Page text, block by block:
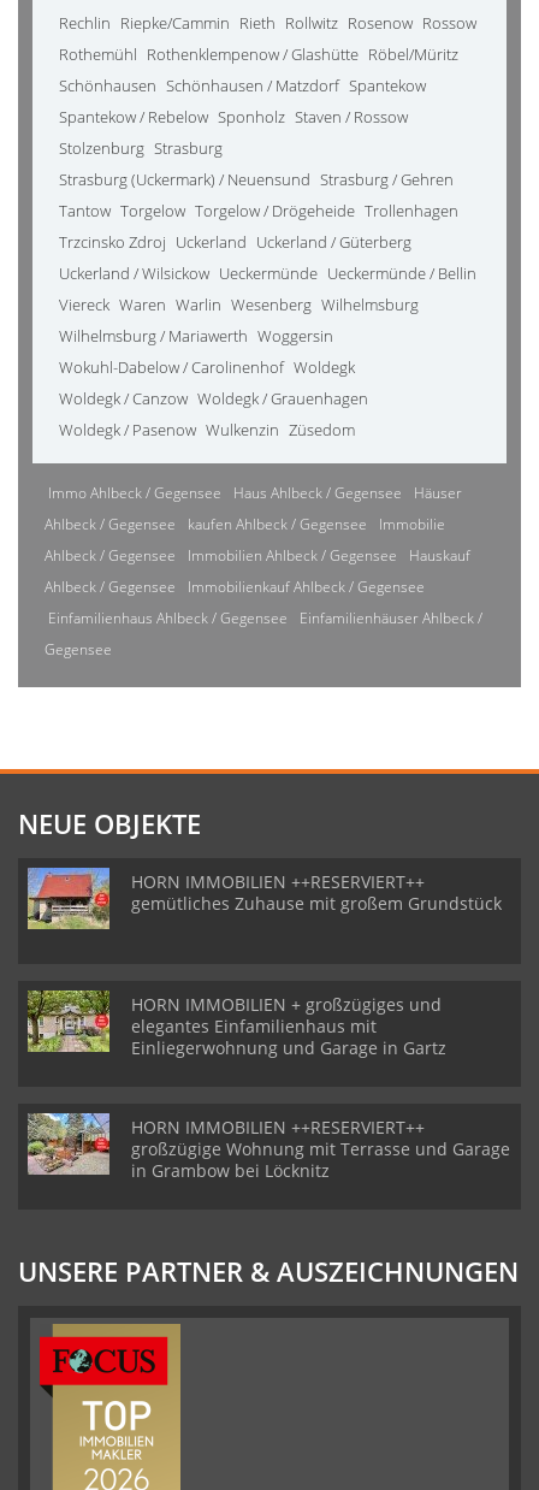
Rechlin Riepke/Cammin Rieth Rollwitz Rosenow Rossow
Rothemühl Rothenklempenow / Glashütte Röbel/Müritz
Schönhausen Schönhausen / Matzdorf Spantekow
Spantekow / Rebelow Sponholz Staven / Rossow
Stolzenburg Strasburg
Strasburg (Uckermark) / Neuensund Strasburg / Gehren
Tantow Torgelow Torgelow / Drögeheide Trollenhagen
Trzcinsko Zdroj Uckerland Uckerland / Güterberg
Uckerland / Wilsickow Ueckermünde Ueckermünde / Bellin
Viereck Waren Warlin Wesenberg Wilhelmsburg
Wilhelmsburg / Mariawerth Woggersin
Wokuhl-Dabelow / Carolinenhof Woldegk
Woldegk / Canzow Woldegk / Grauenhagen
Woldegk / Pasenow Wulkenzin Züsedom
Immo Ahlbeck / Gegensee Haus Ahlbeck / Gegensee
Häuser
Ahlbeck / Gegensee
kaufen Ahlbeck / Gegensee
Immobilie
Ahlbeck / Gegensee
Immobilien Ahlbeck / Gegensee
Hauskauf
Ahlbeck / Gegensee
Immobilienkauf Ahlbeck / Gegensee
Einfamilienhaus Ahlbeck / Gegensee
Einfamilienhäuser Ahlbeck /
Gegensee
NEUE OBJEKTE
HORN IMMOBILIEN ++RESERVIERT++
gemütliches Zuhause mit großem Grundstück
HORN IMMOBILIEN + großzügiges und
elegantes Einfamilienhaus mit
Einliegerwohnung und Garage in Gartz
HORN IMMOBILIEN ++RESERVIERT++
großzügige Wohnung mit Terrasse und Garage
in Grambow bei Löcknitz
UNSERE PARTNER & AUSZEICHNUNGEN